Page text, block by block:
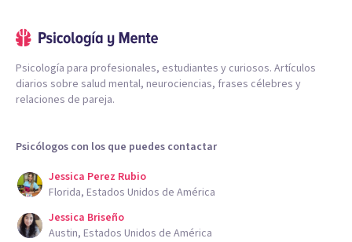
Psicología para profesionales, estudiantes y curiosos. Artículos
diarios sobre salud mental, neurociencias, frases célebres y
relaciones de pareja.
Psicólogos con los que puedes contactar
Jessica Perez Rubio
Florida, Estados Unidos de América
Jessica Briseño
Austin, Estados Unidos de América